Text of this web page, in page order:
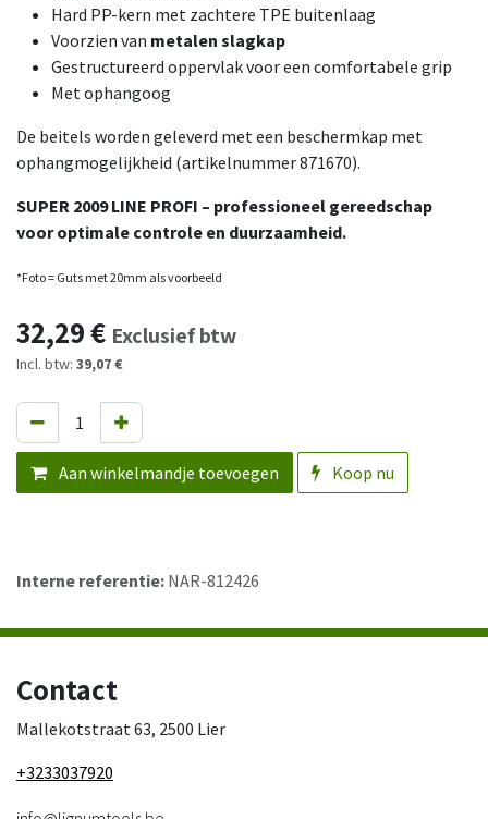
Hard PP-kern met zachtere TPE buitenlaag
Voorzien van metalen slagkap
Gestructureerd oppervlak voor een comfortabele grip
Met ophangoog
De beitels worden geleverd met een beschermkap met
ophangmogelijkheid (artikelnummer 871670).
SUPER 2009 LINE PROFI – professioneel gereedschap
voor optimale controle en duurzaamheid.
*Foto = Guts met 20mm als voorbeeld
32,29€ Exclusief btw
Incl. btw: 39,07 €
Aan winkelmandje toevoegen Koop nu
Interne referentie: NAR-812426
Contact
Mallekotstraat 63, 2500 Lier
+3233037920